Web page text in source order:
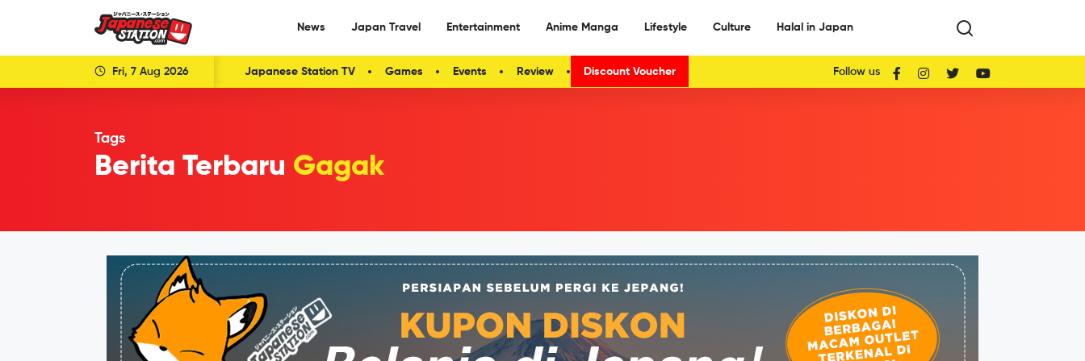
News Japan Travel Entertainment Anime Manga Lifestyle Culture Halal in Japan
Fri, 7 Aug 2026 Japanese Station TV Games Events Review Discount Voucher Follow us
Tags
Berita Terbaru Gagak